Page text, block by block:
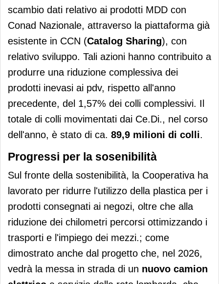
scambio dati relativo ai prodotti MDD con
Conad Nazionale, attraverso la piattaforma già
esistente in CCN (Catalog Sharing), con
relativo sviluppo. Tali azioni hanno contribuito a
produrre una riduzione complessiva dei
prodotti inevasi ai pdv, rispetto all'anno
precedente, del 1,57% dei colli complessivi. Il
totale di colli movimentati dai Ce.Di., nel corso
dell'anno, è stato di ca. 89,9 milioni di colli.
Progressi per la sosenibilità
Sul fronte della sostenibilità, la Cooperativa ha
lavorato per ridurre l'utilizzo della plastica per i
prodotti consegnati ai negozi, oltre che alla
riduzione dei chilometri percorsi ottimizzando i
trasporti e l'impiego dei mezzi.; come
dimostrato anche dal progetto che, nel 2026,
vedrà la messa in strada di un nuovo camion